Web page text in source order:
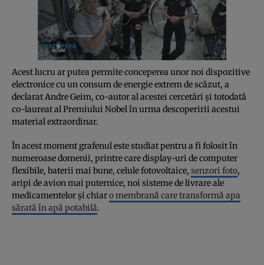
Acest lucru ar putea permite conceperea unor noi dispozitive
electronice cu un consum de energie extrem de scăzut, a
declarat Andre Geim, co-autor al acestei cercetări şi totodată
co-laureat al Premiului Nobel în urma descoperirii acestui
material extraordinar.
În acest moment grafenul este studiat pentru a fi folosit în
numeroase domenii, printre care display-uri de computer
flexibile, baterii mai bune, celule fotovoltaice, senzori foto,
aripi de avion mai puternice, noi sisteme de livrare ale
medicamentelor şi chiaro membrană care transformă apa
sărată în apă potabilă.